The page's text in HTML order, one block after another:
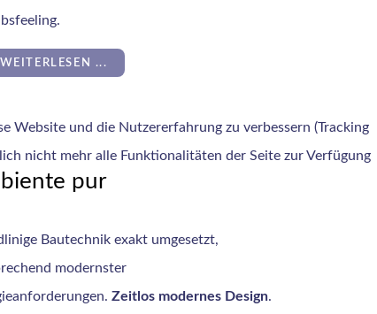
WEITERLESEN ...
pur
Bautechnik exakt umgesetzt,
modernster
Zeitlos modernes Design.
Website und die Nutzererfahrung zu verbessern (Tracking
nicht mehr alle Funktionalitäten der Seite zur Verfügung